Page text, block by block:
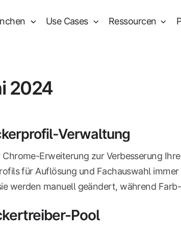
Use Cases Ressourcen
2024
Verwaltung
Chrome-Erweiterung zur Verbesserung
für Auflösung und Fachauswahl
werden manuell geändert, während
Pool